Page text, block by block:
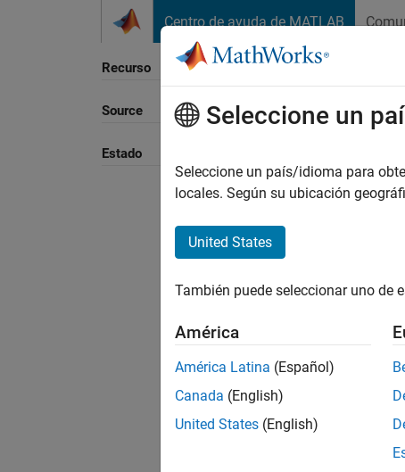
Centro de ayuda de MATLAB
Recurso
Source
Estado
Seleccione un
Seleccione un país/idioma para
locales. Según su ubicación
United States
También puede seleccionar uno de
América
América Latina (Español)
Canada (English)
United States (English)